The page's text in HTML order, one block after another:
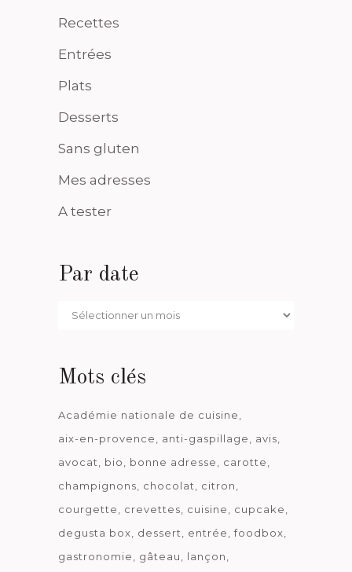
Recettes
Entrées
Plats
Desserts
Sans gluten
Mes adresses
A tester
Par date
Par
Mots clés
Académie nationale de cuisine
aix-en-provence
anti-gaspillage
avis
avocat
bio bonne adresse
carotte
champignons
chocolat
citron
courgette
crevettes cuisine
cupcake
degusta box
dessert entrée
foodbox
gastronomie
gâteau
lançon